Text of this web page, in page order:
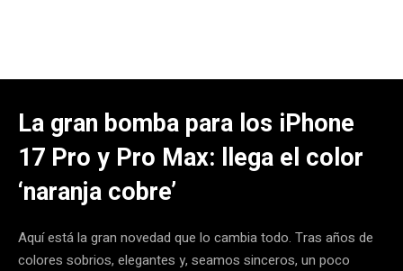
La gran bomba para los iPhone
17 Pro y Pro Max: llega el color
‘naranja cobre’
Aquí está la gran novedad que lo cambia todo. Tras años de
colores sobrios, elegantes y, seamos sinceros, un poco